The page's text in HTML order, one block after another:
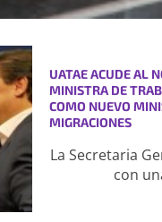
UATAE ACUDE AL
MINISTRA DE
COMO NUEVO
MIGRACIONES
La Secretaria
con